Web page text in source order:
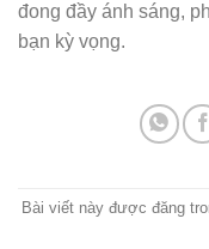
đong đầy ánh sáng,
bạn kỳ vọng.
Bài viết này được đăng